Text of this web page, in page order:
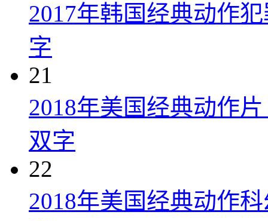
2017年韩国经典动作
字
21
2018年美国经典动作
双字
22
2018年美国经典动作